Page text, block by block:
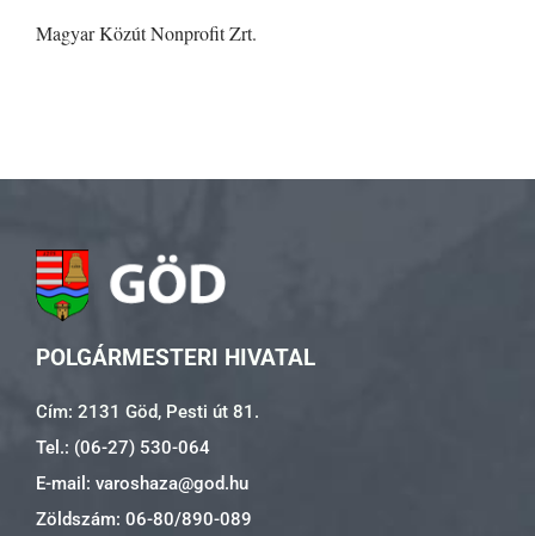
Magyar Közút Nonprofit Zrt.
POLGÁRMESTERI HIVATAL
Cím: 2131 Göd, Pesti út 81.
Tel.: (06-27) 530-064
E-mail: varoshaza@god.hu
Zöldszám: 06-80/890-089